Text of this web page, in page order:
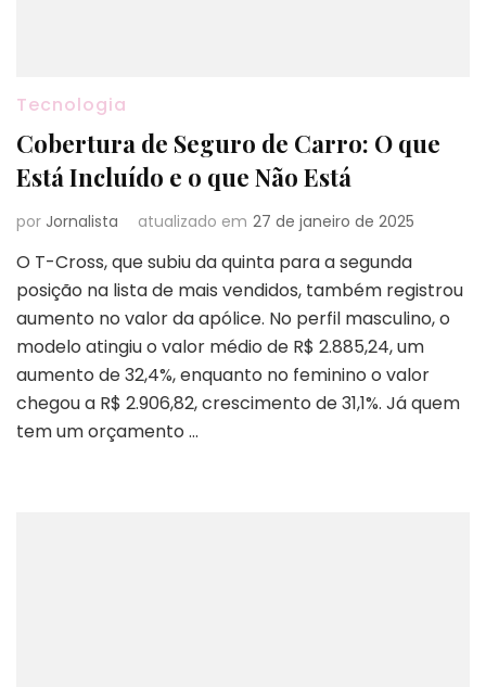
Tecnologia
Cobertura de Seguro de Carro: O que
Está Incluído e o que Não Está
por Jornalista atualizado em 27 de janeiro de 2025
O T-Cross, que subiu da quinta para a segunda
posição na lista de mais vendidos, também registrou
aumento no valor da apólice. No perfil masculino, o
modelo atingiu o valor médio de R$ 2.885,24, um
aumento de 32,4%, enquanto no feminino o valor
chegou a R$ 2.906,82, crescimento de 31,1%. Já quem
tem um orçamento …